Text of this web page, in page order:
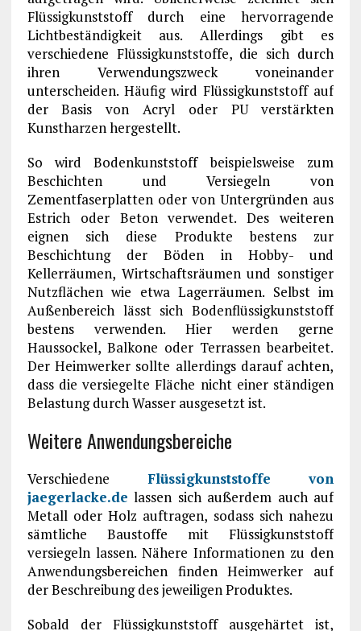
Flüssigkunststoff durch eine hervorragende
Lichtbeständigkeit aus. Allerdings gibt es
verschiedene Flüssigkunststoffe, die sich durch
ihren Verwendungszweck voneinander
unterscheiden. Häufig wird Flüssigkunststoff auf
der Basis von Acryl oder PU verstärkten
Kunstharzen hergestellt.
So wird Bodenkunststoff beispielsweise zum
Beschichten und Versiegeln von
Zementfaserplatten oder von Untergründen aus
Estrich oder Beton verwendet. Des weiteren
eignen sich diese Produkte bestens zur
Beschichtung der Böden in Hobby- und
Kellerräumen, Wirtschaftsräumen und sonstiger
Nutzflächen wie etwa Lagerräumen. Selbst im
Außenbereich lässt sich Bodenflüssigkunststoff
bestens verwenden. Hier werden gerne
Haussockel, Balkone oder Terrassen bearbeitet.
Der Heimwerker sollte allerdings darauf achten,
dass die versiegelte Fläche nicht einer ständigen
Belastung durch Wasser ausgesetzt ist.
Weitere Anwendungsbereiche
Verschiedene Flüssigkunststoffe von
jaegerlacke.de lassen sich außerdem auch auf
Metall oder Holz auftragen, sodass sich nahezu
sämtliche Baustoffe mit Flüssigkunststoff
versiegeln lassen. Nähere Informationen zu den
Anwendungsbereichen finden Heimwerker auf
der Beschreibung des jeweiligen Produktes.
Sobald der Flüssigkunststoff ausgehärtet ist,